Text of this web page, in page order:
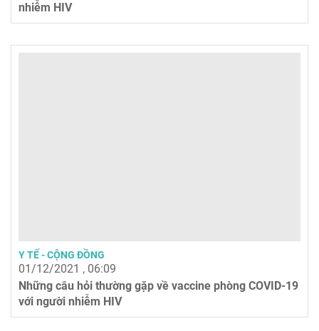
nhiễm HIV
Y TẾ - CỘNG ĐỒNG
01/12/2021 , 06:09
Những câu hỏi thường gặp về vaccine phòng COVID-19
với người nhiễm HIV